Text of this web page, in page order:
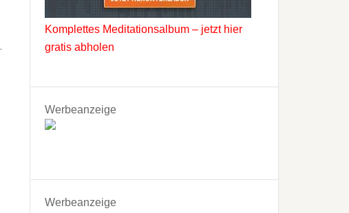
Komplettes Meditationsalbum – jetzt hier
gratis abholen
Werbeanzeige
Werbeanzeige